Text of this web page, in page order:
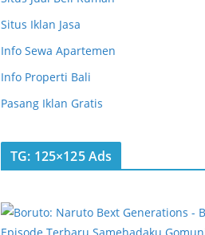
Situs Iklan Jasa
Info Sewa Apartemen
Info Properti Bali
Pasang Iklan Gratis
TG: 125×125 Ads